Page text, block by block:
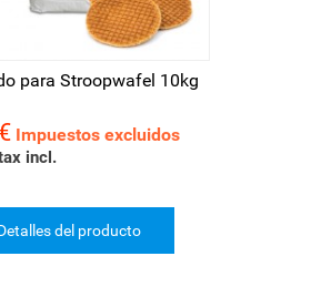
para Stroopwafel 10kg
Impuestos excluidos
incl.
del producto